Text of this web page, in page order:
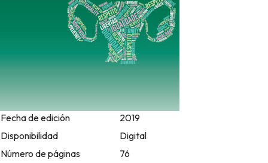
Fecha de edición
2019
Disponibilidad
Digital
Número de páginas
76